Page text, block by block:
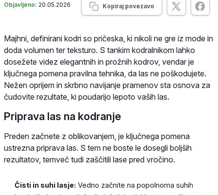
Objavljeno: 20.05.2026 Kopiraj povezavo
Majhni, definirani kodri so pričeska, ki nikoli ne gre iz mode in
doda volumen ter teksturo. S tankim kodralnikom lahko
dosežete videz elegantnih in prožnih kodrov, vendar je
ključnega pomena pravilna tehnika, da las ne poškodujete.
Nežen oprijem in skrbno navijanje pramenov sta osnova za
čudovite rezultate, ki poudarijo lepoto vaših las.
Priprava las na kodranje
Preden začnete z oblikovanjem, je ključnega pomena
ustrezna priprava las. S tem ne boste le dosegli boljših
rezultatov, temveč tudi zaščitili lase pred vročino.
Čisti in suhi lasje: Vedno začnite na popolnoma suhih